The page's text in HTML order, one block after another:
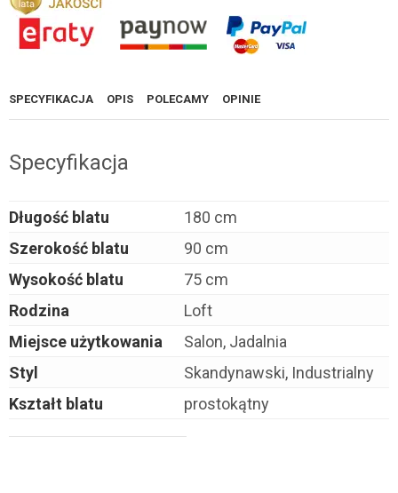
SPECYFIKACJA OPIS POLECAMY OPINIE
Specyfikacja
Długość blatu
180 cm
Szerokość blatu
90 cm
Wysokość blatu
75 cm
Rodzina
Loft
Miejsce użytkowania
Salon, Jadalnia
Styl
Skandynawski, Industrialny
Kształt blatu
prostokątny